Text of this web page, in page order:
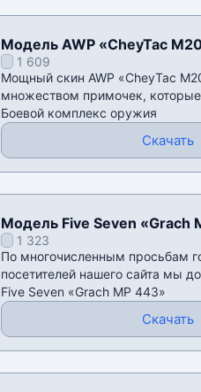
Модель AWP «CheyTac
1 609
Мощный скин AWP «CheyTac
множеством примочек, которые
Боевой комплекс оружия
Скачать
Модель Five Seven «Grach
v341 323
По многочисленным просьбам
посетителей нашего сайта мы
Five Seven «Grach MP 443»
Скачать